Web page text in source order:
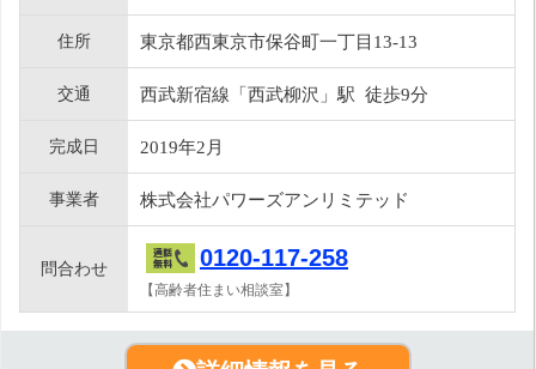
住所 東京都西東京市保谷町一丁目13-13
交通 西武新宿線「西武柳沢」駅 徒歩9分
完成日 2019年2月
事業者 株式会社パワーズアンリミテッド
問合わせ 0120-117-258
【高齢者住まい相談室】